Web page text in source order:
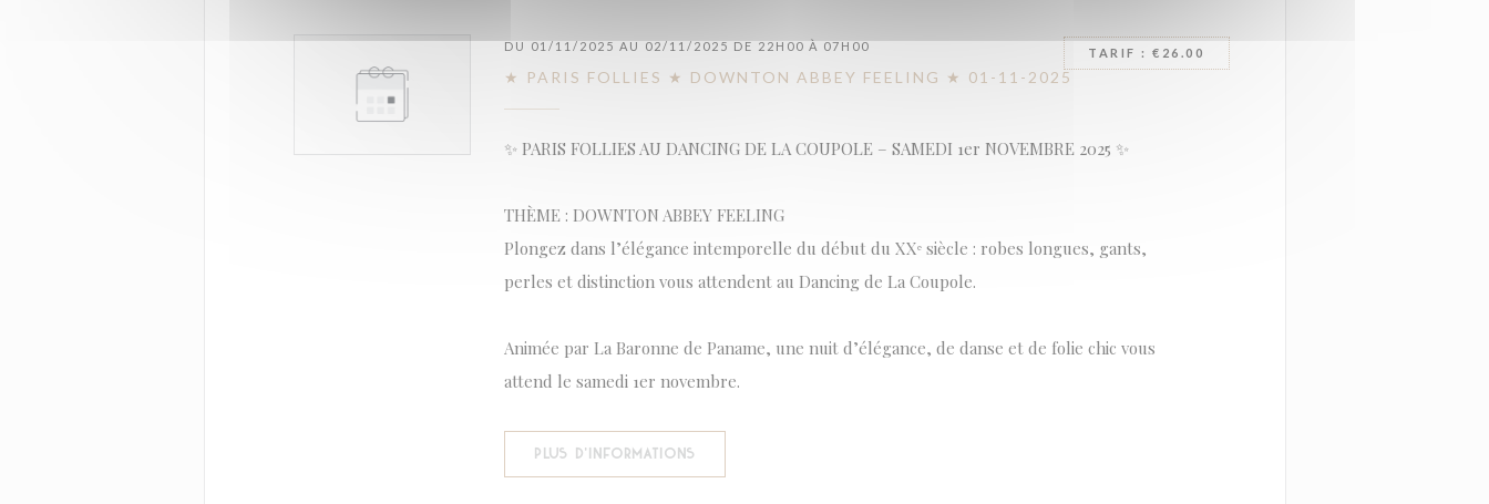
DU 01/11/2025 AU 02/11/2025 DE 22H00 À 07H00
★ PARIS FOLLIES ★ DOWNTON ABBEY FEELING ★ 01-11-2025
TARIF : €26.00
✨ PARIS FOLLIES AU DANCING DE LA COUPOLE – SAMEDI 1er NOVEMBRE 2025 ✨
THÈME : DOWNTON ABBEY FEELING
Plongez dans l’élégance intemporelle du début du XXᵉ siècle : robes longues, gants,
perles et distinction vous attendent au Dancing de La Coupole.
Animée par La Baronne de Paname, une nuit d’élégance, de danse et de folie chic vous
attend le samedi 1er novembre.
PLUS D'INFORMATIONS